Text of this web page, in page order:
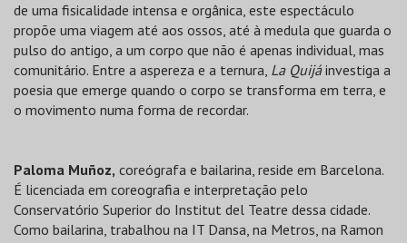
de uma fisicalidade intensa e orgânica, este espectáculo
propõe uma viagem até aos ossos, até à medula que guarda o
pulso do antigo, a um corpo que não é apenas individual, mas
comunitário. Entre a aspereza e a ternura, La Quijáinvestiga a
poesia que emerge quando o corpo se transforma em terra, e
o movimento numa forma de recordar.
Paloma Muñoz, coreógrafa e bailarina, reside em Barcelona.
É licenciada em coreografia e interpretação pelo
Conservatório Superior do Institut del Teatre dessa cidade.
Como bailarina, trabalhou na IT Dansa, na Metros, na Ramon